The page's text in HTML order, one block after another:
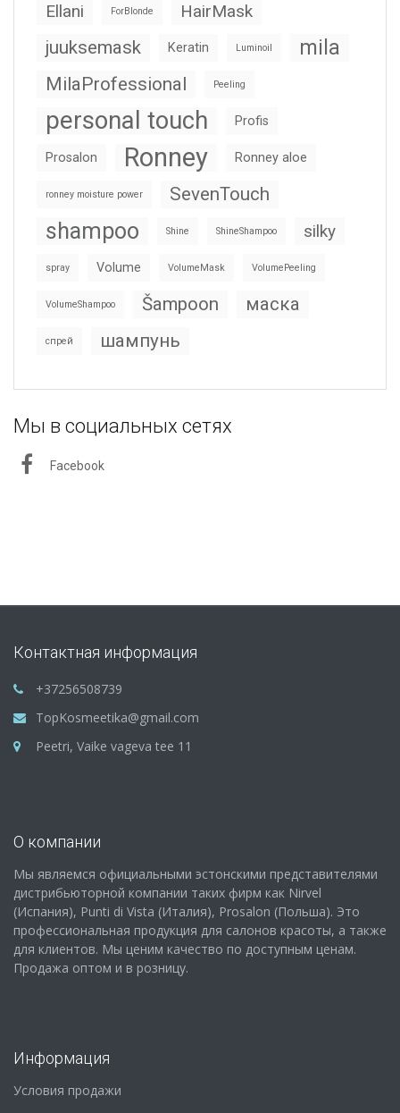
Ellani ForBlonde HairMask
juuksemask Keratin Luminoil mila
MilaProfessional Peeling
personal touch Profis
Prosalon Ronney Ronney aloe
ronney moisture power SevenTouch
shampoo Shine ShineShampoo silky
spray Volume VolumeMask VolumePeeling
VolumeShampoo Šampoon маска
спрей шампунь
Мы в социальных сетях
Facebook
Контактная информация
+37256508739
TopKosmeetika@gmail.com
Peetri, Vaike vageva tee 11
О компании
Мы являемся официальными эстонскими представителями
дистрибьюторной компании таких фирм как Nirvel
(Испания), Punti di Vista (Италия), Prosalon (Польша). Это
профессиональная продукция для салонов красоты, а также
для клиентов. Мы ценим качество по доступным ценам.
Продажа оптом и в розницу.
Информация
Условия продажи